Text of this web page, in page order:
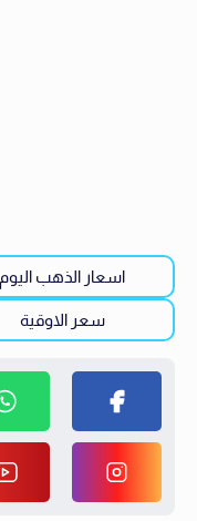
اسعار الذهب اليوم
سعر الاوقية